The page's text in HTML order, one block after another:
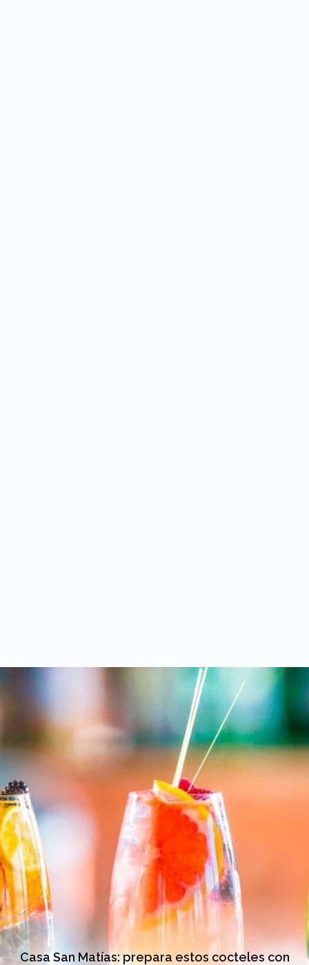
Casa San Matías: prepara estos cocteles con